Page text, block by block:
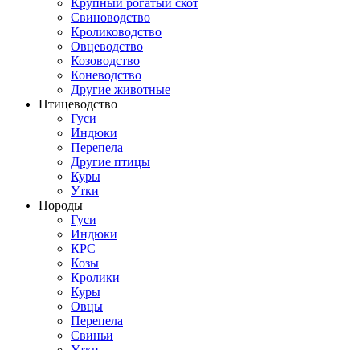
Крупный рогатый скот
Свиноводство
Кролиководство
Овцеводство
Козоводство
Коневодство
Другие животные
Птицеводство
Гуси
Индюки
Перепела
Другие птицы
Куры
Утки
Породы
Гуси
Индюки
КРС
Козы
Кролики
Куры
Овцы
Перепела
Свиньи